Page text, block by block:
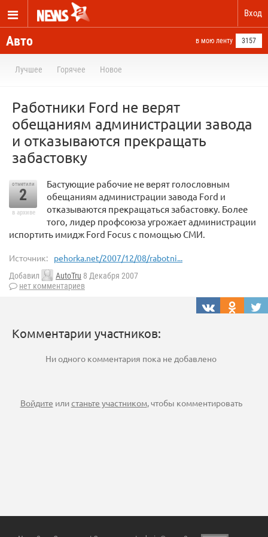
Вход
Авто в мою ленту 3157
Лучшее Горячее Новое
Работники Ford не верят
обещаниям администрации завода
и отказываются прекращать
забастовку
отметили
2
в архиве
Бастующие рабочие не верят голословным
обещаниям администрации завода Ford и
отказываются прекращаться забастовку. Более
того, лидер профсоюза угрожает администрации
испортить имидж Ford Focus с помощью СМИ.
Источник: pehorka.net/2007/12/08/rabotni...
Добавил AutoTru 8 Декабря 2007
нет комментариев
Комментарии участников:
Ни одного комментария пока не добавлено
Войдите илистаньте участником, чтобы комментировать